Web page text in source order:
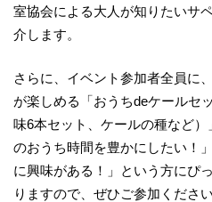
室協会による大人が知りたいサ
介します。
さらに、イベント参加者全員に
が楽しめる「おうちdeケールセ
味6本セット、ケールの種など
のおうち時間を豊かにしたい！
に興味がある！」という方にぴ
りますので、ぜひご参加ください